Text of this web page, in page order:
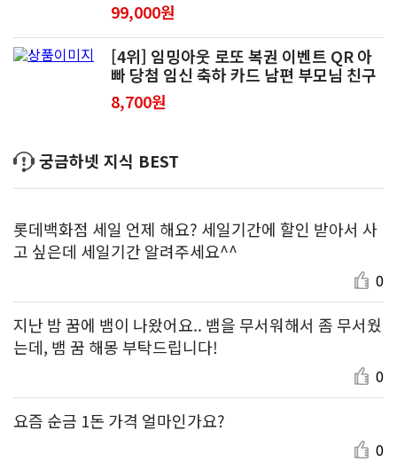
99,000원
[4위] 임밍아웃 로또 복권 이벤트 QR 아
빠 당첨 임신 축하 카드 남편 부모님 친구
8,700원
궁금하넷 지식 BEST
롯데백화점 세일 언제 해요? 세일기간에 할인 받아서 사
고 싶은데 세일기간 알려주세요^^
0
지난 밤 꿈에 뱀이 나왔어요.. 뱀을 무서워해서 좀 무서웠
는데, 뱀 꿈 해몽 부탁드립니다!
0
요즘 순금 1돈 가격 얼마인가요?
0